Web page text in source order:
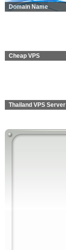
Domain Name
Cheap VPS
Thailand VPS Server